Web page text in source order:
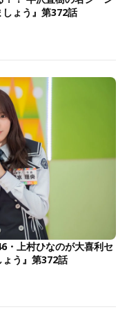
ょう』第372話
・上村ひなのが大喜利セ
う』第372話